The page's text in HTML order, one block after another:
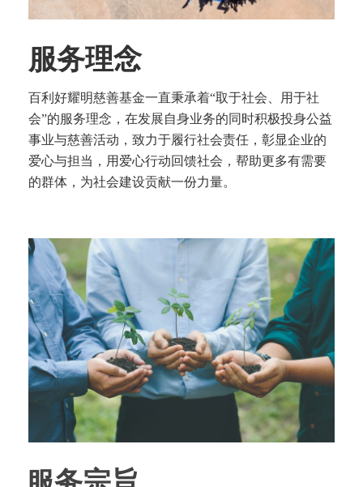
服务理念
百利好耀明慈善基金一直秉承着“取于社会、用于社
会”的服务理念，在发展自身业务的同时积极投身公益
事业与慈善活动，致力于履行社会责任，彰显企业的
爱心与担当，用爱心行动回馈社会，帮助更多有需要
的群体，为社会建设贡献一份力量。